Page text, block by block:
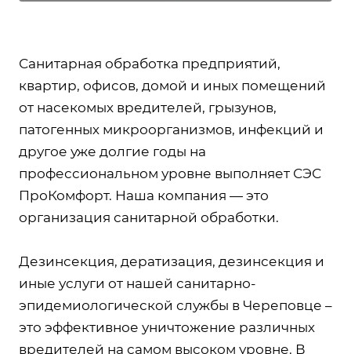
Санитарная обработка предприятий,
квартир, офисов, домой и иных помещений
от насекомых вредителей, грызунов,
патогенных микроорганизмов, инфекций и
другое уже долгие годы на
профессиональном уровне выполняет СЭС
ПроКомфорт. Наша компания — это
организация санитарной обработки.
Дезинсекция, дератизация, дезинсекция и
иные услуги от нашей санитарно-
эпидемиологической службы в Череповце –
это эффективное уничтожение различных
вредителей на самом высоком уровне. В